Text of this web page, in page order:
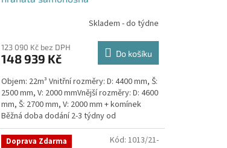
Skladem - do týdne
123 090 Kč bez DPH
148 939 Kč Do košíku
Objem: 22m³ Vnitřní rozměry: D: 4400 mm, Š:
2500 mm, V: 2000 mmVnější rozměry: D: 4600
mm, Š: 2700 mm, V: 2000 mm + komínek
Běžná doba dodání 2-3 týdny od
objednávky. Rozměry...
Doprava Zdarma Kód: 1013/21-